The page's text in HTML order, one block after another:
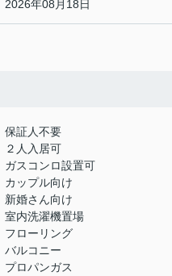
2026年08月18日
保証人不要
２人入居可
ガスコンロ設置可
カップル向け
新婚さん向け
室内洗濯機置場
フローリング
バルコニー
プロパンガス